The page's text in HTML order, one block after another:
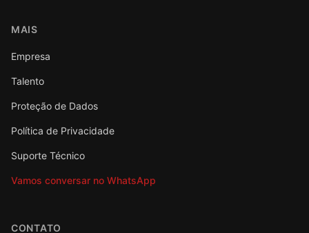
MAIS
Empresa
Talento
Proteção de Dados
Política de Privacidade
Suporte Técnico
Vamos conversar no WhatsApp
CONTATO